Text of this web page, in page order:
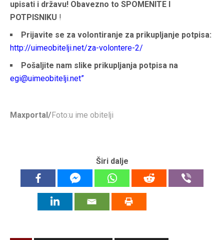
upisati i državu! Obavezno to SPOMENITE I
POTPISNIKU !
Prijavite se za volontiranje za prikupljanje potpisa:
http://uimeobitelji.net/za-volontere-2/
Pošaljite nam slike prikupljanja potpisa na
egi@uimeobitelji.net”
Maxportal / Foto:u ime obitelji
Širi dalje